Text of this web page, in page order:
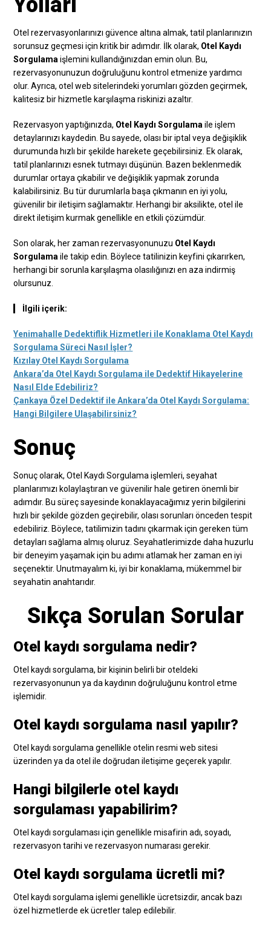
Otel rezervasyonlarınızı güvence altına almak, tatil planlarınızın
sorunsuz geçmesi için kritik bir adımdır. İlk olarak, Otel Kaydı
Sorgulama işlemini kullandığınızdan emin olun. Bu,
rezervasyonunuzun doğruluğunu kontrol etmenize yardımcı
olur. Ayrıca, otel web sitelerindeki yorumları gözden geçirmek,
kalitesiz bir hizmetle karşılaşma riskinizi azaltır.
Rezervasyon yaptığınızda, Otel Kaydı Sorgulama ile işlem
detaylarınızı kaydedin. Bu sayede, olası bir iptal veya değişiklik
durumunda hızlı bir şekilde harekete geçebilirsiniz. Ek olarak,
tatil planlarınızı esnek tutmayı düşünün. Bazen beklenmedik
durumlar ortaya çıkabilir ve değişiklik yapmak zorunda
kalabilirsiniz. Bu tür durumlarla başa çıkmanın en iyi yolu,
güvenilir bir iletişim sağlamaktır. Herhangi bir aksilikte, otel ile
direkt iletişim kurmak genellikle en etkili çözümdür.
Son olarak, her zaman rezervasyonunuzu Otel Kaydı
Sorgulama ile takip edin. Böylece tatilinizin keyfini çıkarırken,
herhangi bir sorunla karşılaşma olasılığınızı en aza indirmiş
olursunuz.
İlgili içerik:
Yenimahalle Dedektiflik Hizmetleri ile Konaklama Otel Kaydı
Sorgulama Süreci Nasıl İşler?
Kızılay Otel Kaydı Sorgulama
Ankara’da Otel Kaydı Sorgulama ile Dedektif Hikayelerine
Nasıl Elde Edebiliriz?
Çankaya Özel Dedektif ile Ankara’da Otel Kaydı Sorgulama:
Hangi Bilgilere Ulaşabilirsiniz?
Sonuç
Sonuç olarak, Otel Kaydı Sorgulama işlemleri, seyahat
planlarımızı kolaylaştıran ve güvenilir hale getiren önemli bir
adımdır. Bu süreç sayesinde konaklayacağımız yerin bilgilerini
hızlı bir şekilde gözden geçirebilir, olası sorunları önceden tespit
edebiliriz. Böylece, tatilimizin tadını çıkarmak için gereken tüm
detayları sağlama almış oluruz. Seyahatlerimizde daha huzurlu
bir deneyim yaşamak için bu adımı atlamak her zaman en iyi
seçenektir. Unutmayalım ki, iyi bir konaklama, mükemmel bir
seyahatin anahtarıdır.
Sıkça Sorulan Sorular
Otel kaydı sorgulama nedir?
Otel kaydı sorgulama, bir kişinin belirli bir oteldeki
rezervasyonunun ya da kaydının doğruluğunu kontrol etme
işlemidir.
Otel kaydı sorgulama nasıl yapılır?
Otel kaydı sorgulama genellikle otelin resmi web sitesi
üzerinden ya da otel ile doğrudan iletişime geçerek yapılır.
Hangi bilgilerle otel kaydı
sorgulaması yapabilirim?
Otel kaydı sorgulaması için genellikle misafirin adı, soyadı,
rezervasyon tarihi ve rezervasyon numarası gerekir.
Otel kaydı sorgulama ücretli mi?
Otel kaydı sorgulama işlemi genellikle ücretsizdir, ancak bazı
özel hizmetlerde ek ücretler talep edilebilir.